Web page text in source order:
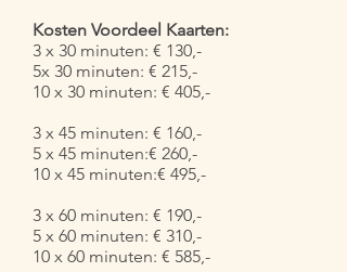
Kosten Voordeel Kaarten:
3 x 30 minuten: € 130,-
5x 30 minuten: € 215,-
10 x 30 minuten: € 405,-
3 x 45 minuten: € 160,-
5 x 45 minuten:€ 260,-
10 x 45 minuten:€ 495,-
3 x 60 minuten: € 190,-
5 x 60 minuten: € 310,-
10 x 60 minuten: € 585,-